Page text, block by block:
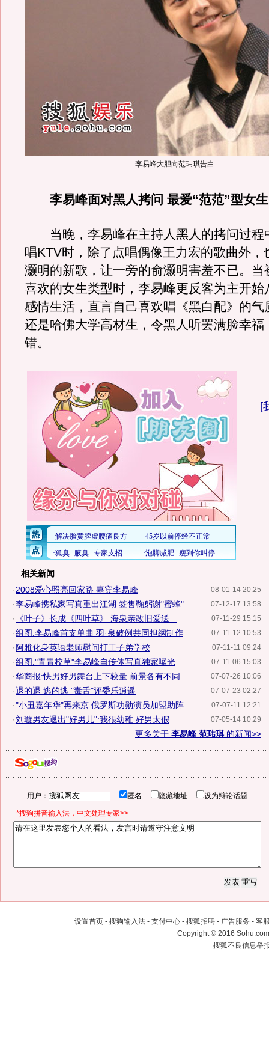
李易峰大胆向范玮琪告白
李易峰面对黑人拷问 最爱“范范”型女生
当晚，李易峰在主持人黑人的拷问过程
唱KTV时，除了点唱偶像王力宏的歌曲外，
灏明的新歌，让一旁的俞灏明害羞不已。当
喜欢的女生类型时，李易峰更反客为主开始
感情生活，直言自己喜欢唱《黑白配》的气
还是哈佛大学高材生，令黑人听罢满脸幸福
错。
[
相关新闻
08-01-14 20:25
·2008爱心照亮回家路 嘉宾李易峰
07-12-17 13:58
·李易峰携私家写真重出江湖 签售鞠躬谢"蜜蜂"
07-11-29 15:15
· 《叶子》长成《四叶草》 海泉亲改旧爱送...
07-11-12 10:53
·组图:李易峰首支单曲 羽·泉破例共同担纲制作
07-11-11 09:24
· 阿雅化身英语老师慰问打工子弟学校
07-11-06 15:03
·组图:"青青校草"李易峰自传体写真独家曝光
07-07-26 10:06
·华商报:快男好男舞台上下较量 前景各有不同
07-07-23 02:27
·退的退 逃的逃 "毒舌"评委乐逍遥
07-07-11 12:21
·"小丑嘉年华"再来京 俄罗斯功勋演员加盟助阵
07-05-14 10:29
·刘璇男友退出"好男儿":我很幼稚 好男太假
更多关于 李易峰 范玮琪的新闻>>
用户： 匿名 隐藏地址 设为辩论话题
*搜狗拼音输入法，中文处理专家>>
设置首页 - 搜狗输入法 - 支付中心 - 搜狐招聘 - 广告服务 - 客
Copyright©2016
搜狐不良信息举